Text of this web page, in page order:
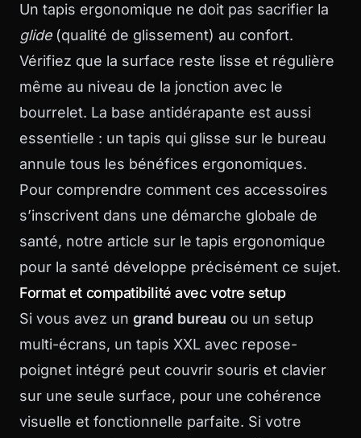
Un tapis ergonomique ne doit pas sacrifier la
glide(qualité de glissement) au confort.
Vérifiez que la surface reste lisse et régulière
même au niveau de la jonction avec le
bourrelet. La base antidérapante est aussi
essentielle : un tapis qui glisse sur le bureau
annule tous les bénéfices ergonomiques.
Pour comprendre comment ces accessoires
s’inscrivent dans une démarche globale de
santé, notre article sur le tapis ergonomique
pour la santé développe précisément ce sujet.
Format et compatibilité avec votre setup
Si vous avez un grand bureau ou un setup
multi-écrans, un tapis XXL avec repose-
poignet intégré peut couvrir souris et clavier
sur une seule surface, pour une cohérence
visuelle et fonctionnelle parfaite. Si votre